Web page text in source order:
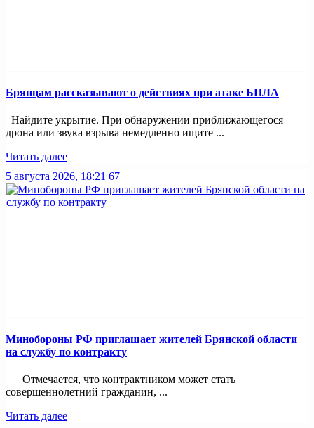
Брянцам рассказывают о действиях при атаке БПЛА
Найдите укрытие. При обнаружении приближающегося
дрона или звука взрыва немедленно ищите ...
Читать далее
5 августа 2026, 18:21 67
Минобoроны РФ приглaшaет житeлeй Брянской области
на службу по контракту
Отмечается, что контрактником может стать
совершеннолетний гражданин, ...
Читать далее